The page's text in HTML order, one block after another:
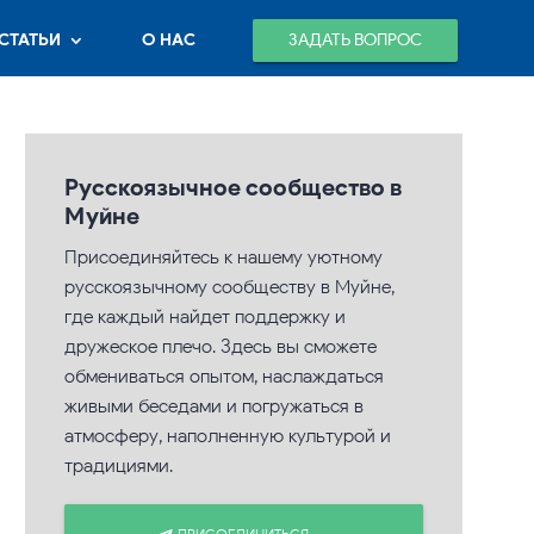
О НАС ЗАДАТЬ ВОПРОС
Русскоязычное сообщество в
Муйне
Присоединяйтесь к нашему уютному
русскоязычному сообществу в Муйне,
где каждый найдет поддержку и
дружеское плечо. Здесь вы сможете
обмениваться опытом, наслаждаться
живыми беседами и погружаться в
атмосферу, наполненную культурой и
традициями.